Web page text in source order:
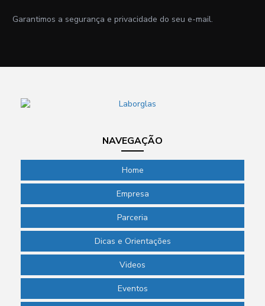
Garantimos a segurança e privacidade do seu e-mail.
NAVEGAÇÃO
Home
Empresa
Parceria
Dicas e Orientações
Videos
Eventos